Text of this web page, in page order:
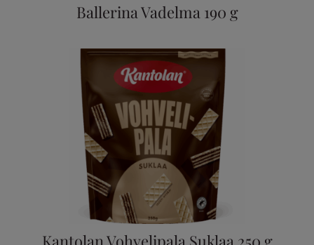
Ballerina Vadelma 190 g
Kantolan Vohvelipala Suklaa 250 g